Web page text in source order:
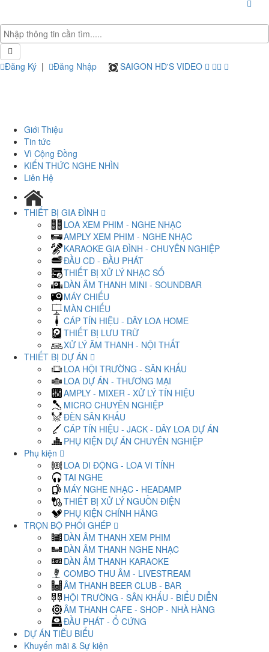
Đăng Ký | Đăng Nhập SAIGON HD'S VIDEO
Giới Thiệu
Tin tức
Vì Cộng Đồng
KIẾN THỨC NGHE NHÌN
Liên Hệ
THIẾT BỊ GIA ĐÌNH
LOA XEM PHIM - NGHE NHẠC
AMPLY XEM PHIM - NGHE NHẠC
KARAOKE GIA ĐÌNH - CHUYÊN NGHIỆP
ĐẦU CD - ĐẦU PHÁT
THIẾT BỊ XỬ LÝ NHẠC SỐ
DÀN ÂM THANH MINI - SOUNDBAR
MÁY CHIẾU
MÀN CHIẾU
CÁP TÍN HIỆU - DÂY LOA HOME
THIẾT BỊ LƯU TRỮ
XỬ LÝ ÂM THANH - NỘI THẤT
THIẾT BỊ DỰ ÁN
LOA HỘI TRƯỜNG - SÂN KHẤU
LOA DỰ ÁN - THƯƠNG MẠI
AMPLY - MIXER - XỬ LÝ TÍN HIỆU
MICRO CHUYÊN NGHIỆP
ĐÈN SÂN KHẤU
CÁP TÍN HIỆU - JACK - DÂY LOA DỰ ÁN
PHỤ KIỆN DỰ ÁN CHUYÊN NGHIỆP
Phụ kiện
LOA DI ĐỘNG - LOA VI TÍNH
TAI NGHE
MÁY NGHE NHẠC - HEADAMP
THIẾT BỊ XỬ LÝ NGUỒN ĐIỆN
PHỤ KIỆN CHÍNH HÃNG
TRỌN BỘ PHỐI GHÉP
DÀN ÂM THANH XEM PHIM
DÀN ÂM THANH NGHE NHẠC
DÀN ÂM THANH KARAOKE
COMBO THU ÂM - LIVESTREAM
ÂM THANH BEER CLUB - BAR
HỘI TRƯỜNG - SÂN KHẤU - BIỂU DIỄN
ÂM THANH CAFE - SHOP - NHÀ HÀNG
ĐẦU PHÁT - Ổ CỨNG
DỰ ÁN TIÊU BIỂU
Khuyến mãi & Sự kiện